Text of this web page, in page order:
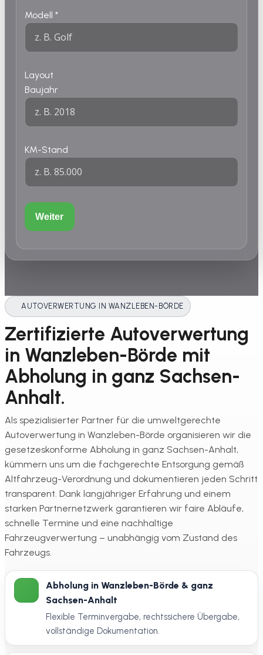
Modell *
Layout
Baujahr
KM-Stand
Weiter
AUTOVERWERTUNG IN WANZLEBEN-BÖRDE
Zertifizierte Autoverwertung
in Wanzleben-Börde mit
Abholung in ganz Sachsen-
Anhalt.
Als spezialisierter Partner für die umweltgerechte
Autoverwertung in Wanzleben-Börde organisieren wir die
gesetzeskonforme Abholung in ganz Sachsen-Anhalt,
kümmern uns um die fachgerechte Entsorgung gemäß
Altfahrzeug-Verordnung und dokumentieren jeden Schritt
transparent. Dank langjähriger Erfahrung und einem
starken Partnernetzwerk garantieren wir faire Abläufe,
schnelle Termine und eine nachhaltige
Fahrzeugverwertung – unabhängig vom Zustand des
Fahrzeugs.
Abholung in Wanzleben-Börde & ganz
Sachsen-Anhalt
Flexible Terminvergabe, rechtssichere Übergabe,
vollständige Dokumentation.